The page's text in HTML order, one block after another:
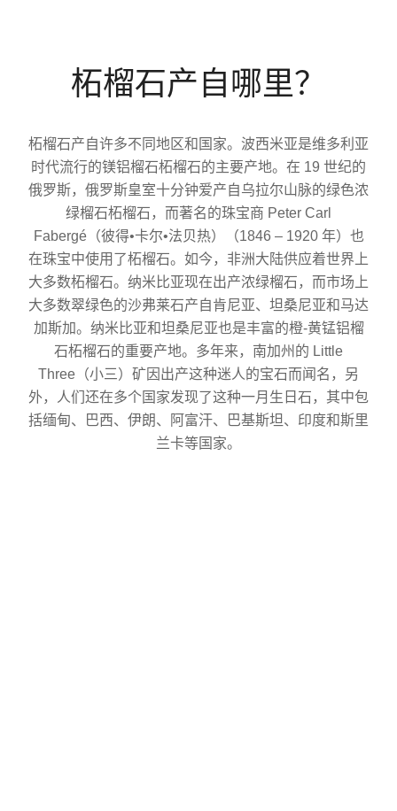
柘榴石产自哪里？
柘榴石产自许多不同地区和国家。波西米亚是维多利亚
时代流行的镁铝榴石柘榴石的主要产地。在 19 世纪的
俄罗斯，俄罗斯皇室十分钟爱产自乌拉尔山脉的绿色浓
绿榴石柘榴石，而著名的珠宝商 Peter Carl
Fabergé（彼得•卡尔•法贝热）（1846 – 1920 年）也
在珠宝中使用了柘榴石。如今，非洲大陆供应着世界上
大多数柘榴石。纳米比亚现在出产浓绿榴石，而市场上
大多数翠绿色的沙弗莱石产自肯尼亚、坦桑尼亚和马达
加斯加。纳米比亚和坦桑尼亚也是丰富的橙-黄锰铝榴
石柘榴石的重要产地。多年来，南加州的 Little
Three（小三）矿因出产这种迷人的宝石而闻名，另
外，人们还在多个国家发现了这种一月生日石，其中包
括缅甸、巴西、伊朗、阿富汗、巴基斯坦、印度和斯里
兰卡等国家。